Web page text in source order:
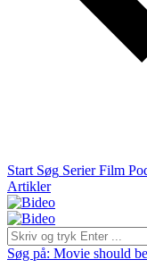
Start Søg Serier Film
Artikler
Søg på: Movie should